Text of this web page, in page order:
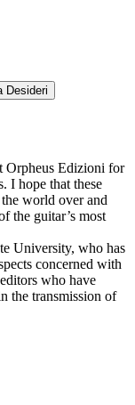
Desideri
Orpheus Edizioni for
I hope that these
world over and
the guitar’s most
University, who has
concerned with
who have
the transmission of